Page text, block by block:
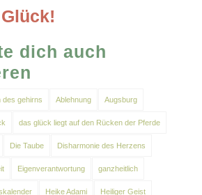
dich auch
des gehirns Ablehnung Augsburg
das glück liegt auf den Rücken der Pferde
Die Taube Disharmonie des Herzens
Eigenverantwortung ganzheitlich
Heike Adami Heiliger Geist